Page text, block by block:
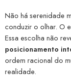
Não há serenidade
conduzir o olhar. O
Essa escolha não
posicionamento
ordem racional do
realidade.